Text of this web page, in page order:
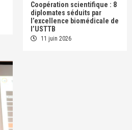
Coopération scientifique : 8
diplomates séduits par
l’excellence biomédicale de
l’USTTB
11 juin 2026